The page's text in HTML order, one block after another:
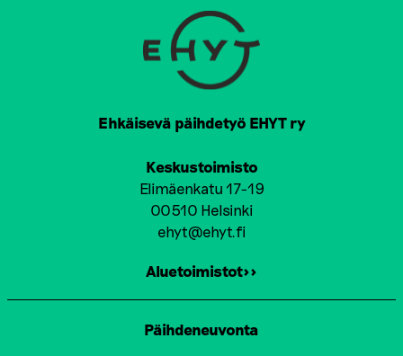
Ehkäisevä päihdetyö EHYT ry
Keskustoimisto
Elimäenkatu 17-19
00510 Helsinki
ehyt@ehyt.fi
Aluetoimistot>>
Päihdeneuvonta